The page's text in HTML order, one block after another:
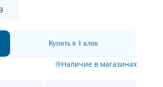
Купить в 1 клик
Наличие в магазинах